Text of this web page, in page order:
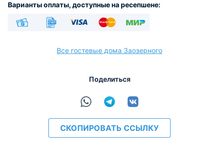
Варианты оплаты, доступные на ресепшене:
Все гостевые дома Заозерного
Поделиться
СКОПИРОВАТЬ ССЫЛКУ